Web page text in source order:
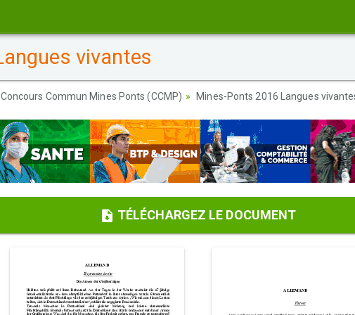
vivantes
Concours Commun Mines Ponts (CCMP) Mines-Ponts 2016 Langues
TÉLÉCHARGEZ LE DOCUMENT